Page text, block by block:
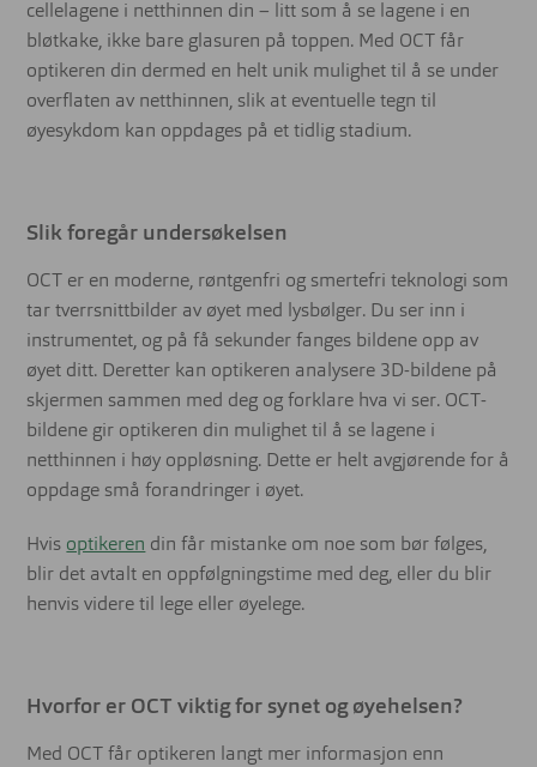
cellelagene i netthinnen din – litt som å se lagene i en
bløtkake, ikke bare glasuren på toppen. Med OCT får
optikeren din dermed en helt unik mulighet til å se under
overflaten av netthinnen, slik at eventuelle tegn til
øyesykdom kan oppdages på et tidlig stadium.
Slik foregår undersøkelsen
OCT er en moderne, røntgenfri og smertefri teknologi som
tar tverrsnittbilder av øyet med lysbølger. Du ser inn i
instrumentet, og på få sekunder fanges bildene opp av
øyet ditt. Deretter kan optikeren analysere 3D-bildene på
skjermen sammen med deg og forklare hva vi ser. OCT-
bildene gir optikeren din mulighet til å se lagene i
netthinnen i høy oppløsning. Dette er helt avgjørende for å
oppdage små forandringer i øyet.
Hvis optikeren din får mistanke om noe som bør følges,
blir det avtalt en oppfølgningstime med deg, eller du blir
henvis videre til lege eller øyelege.
Hvorfor er OCT viktig for synet og øyehelsen?
Med OCT får optikeren langt mer informasjon enn